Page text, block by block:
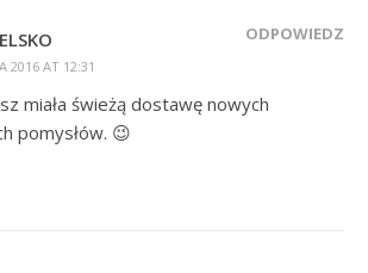
2016 AT 12:31
ODPOWIEDZ
miała świeżą dostawę nowych
pomysłów. 😉